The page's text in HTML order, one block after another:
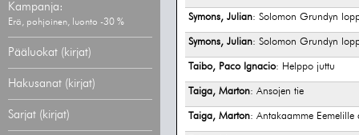
Kampanja:
Erä, pohjoinen, luonto -30 %
Pääluokat (kirjat)
Hakusanat (kirjat)
Sarjat (kirjat)
Symons, Julian: Solomon Grundyn
Symons, Julian: Solomon Grundyn
Taibo, Paco Ignacio: Helppo juttu
Taiga, Marton: Ansojen tie
Taiga, Marton: Antakaamme Eemelille